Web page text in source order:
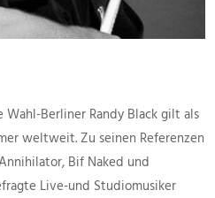
Berliner Randy Black gilt als
weltweit. Zu seinen Referenzen
Bif Naked und
Live-und Studiomusiker